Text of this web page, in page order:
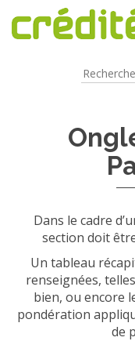
/Gestion
Dans le cadre
section doit
Un tableau
renseignées,
bien, ou encore
pondération
de